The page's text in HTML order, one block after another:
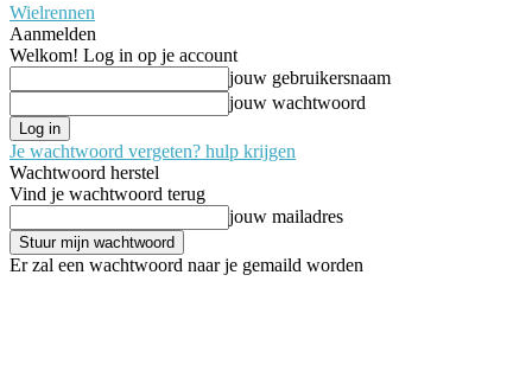
Wielrennen
Aanmelden
Welkom! Log in op je account
jouw gebruikersnaam
jouw wachtwoord
Je wachtwoord vergeten? hulp krijgen
Wachtwoord herstel
Vind je wachtwoord terug
jouw mailadres
Er zal een wachtwoord naar je gemaild worden